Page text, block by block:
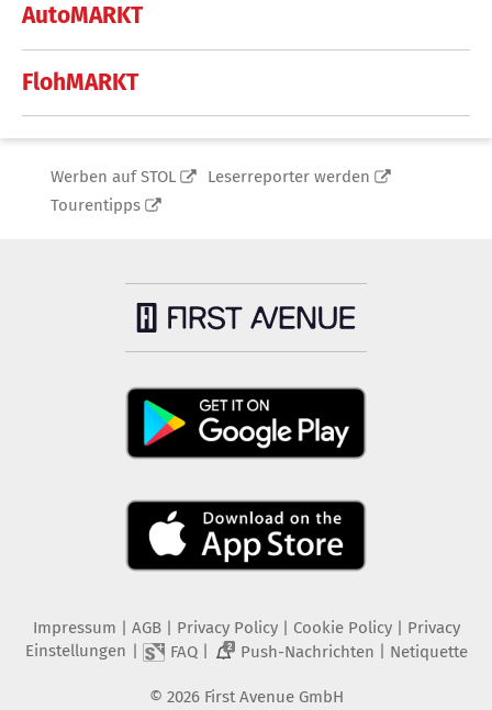
AutoMARKT
FlohMARKT
Werben auf STOL
Leserreporter werden
Tourentipps
Impressum AGB Privacy Policy| Cookie Policy| Privacy
Einstellungen
FAQ| 2 Push-Nachrichten Netiquette
© 2026 First Avenue GmbH